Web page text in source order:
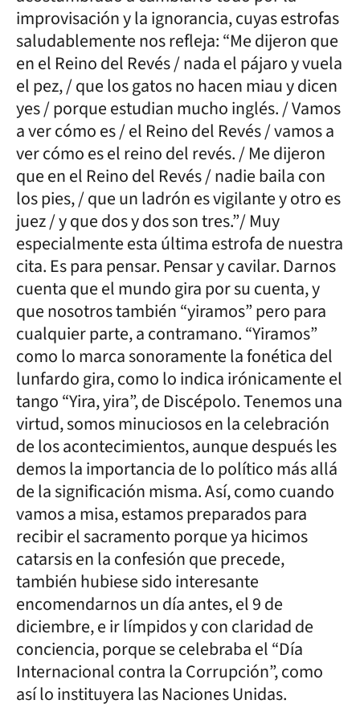
improvisación y la ignorancia, cuyas estrofas
saludablemente nos refleja: “Me dijeron que
en el Reino del Revés / nada el pájaro y vuela
el pez, / que los gatos no hacen miau y dicen
yes / porque estudian mucho inglés. / Vamos
a ver cómo es / el Reino del Revés / vamos a
ver cómo es el reino del revés. / Me dijeron
que en el Reino del Revés / nadie baila con
los pies, / que un ladrón es vigilante y otro es
juez / y que dos y dos son tres.”/ Muy
especialmente esta última estrofa de nuestra
cita. Es para pensar. Pensar y cavilar. Darnos
cuenta que el mundo gira por su cuenta, y
que nosotros también “yiramos” pero para
cualquier parte, a contramano. “Yiramos”
como lo marca sonoramente la fonética del
lunfardo gira, como lo indica irónicamente el
tango “Yira, yira”, de Discépolo. Tenemos una
virtud, somos minuciosos en la celebración
de los acontecimientos, aunque después les
demos la importancia de lo político más allá
de la significación misma. Así, como cuando
vamos a misa, estamos preparados para
recibir el sacramento porque ya hicimos
catarsis en la confesión que precede,
también hubiese sido interesante
encomendarnos un día antes, el 9 de
diciembre, e ir límpidos y con claridad de
conciencia, porque se celebraba el “Día
Internacional contra la Corrupción”, como
así lo instituyera las Naciones Unidas.